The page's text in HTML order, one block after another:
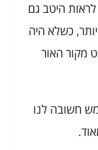
היטב גם
כשלא היה
מקור האור
חשובה לנו